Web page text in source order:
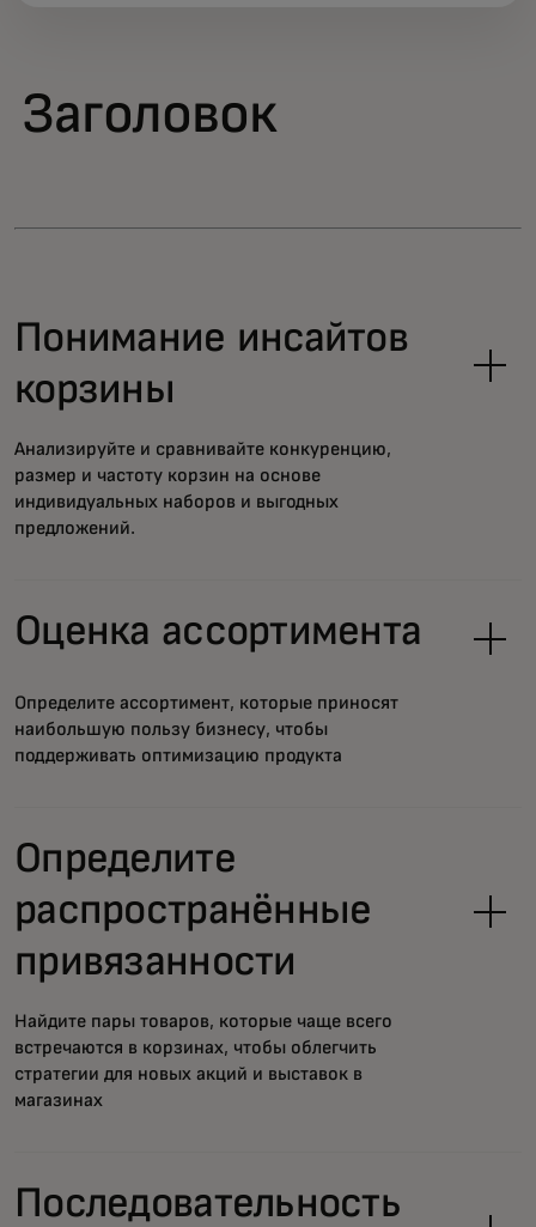
Заголовок
Понимание инсайтов
корзины
Анализируйте и сравнивайте конкуренцию,
размер и частоту корзин на основе
индивидуальных наборов и выгодных
предложений.
Оценка ассортимента
Определите ассортимент, которые приносят
наибольшую пользу бизнесу, чтобы
поддерживать оптимизацию продукта
Определите
распространённые
привязанности
Найдите пары товаров, которые чаще всего
встречаются в корзинах, чтобы облегчить
стратегии для новых акций и выставок в
магазинах
Последовательность